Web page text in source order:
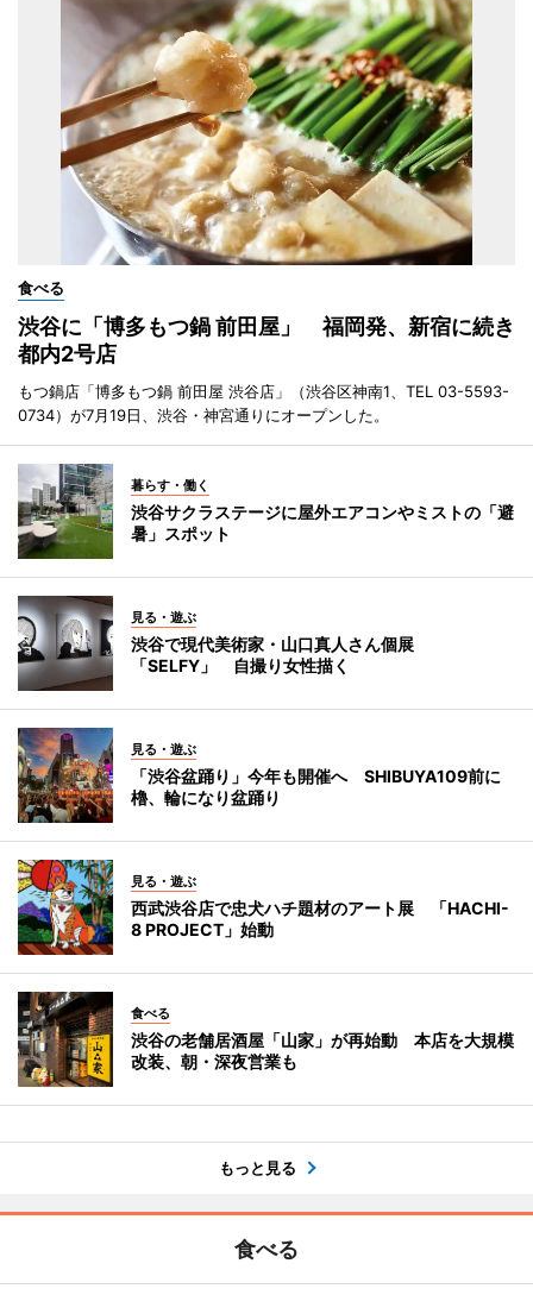
食べる
渋谷に「博多もつ鍋 前田屋」 福岡発、新宿に続き
都内2号店
もつ鍋店「博多もつ鍋 前田屋 渋谷店」（渋谷区神南1、TEL 03-5593-
0734）が7月19日、渋谷・神宮通りにオープンした。
暮らす・働く
渋谷サクラステージに屋外エアコンやミストの「避
暑」スポット
見る・遊ぶ
渋谷で現代美術家・山口真人さん個展
「SELFY」 自撮り女性描く
見る・遊ぶ
「渋谷盆踊り」今年も開催へ SHIBUYA109前に
櫓、輪になり盆踊り
見る・遊ぶ
西武渋谷店で忠犬ハチ題材のアート展 「HACHI-
8 PROJECT」始動
食べる
渋谷の老舗居酒屋「山家」が再始動 本店を大規模
改装、朝・深夜営業も
もっと見る
食べる